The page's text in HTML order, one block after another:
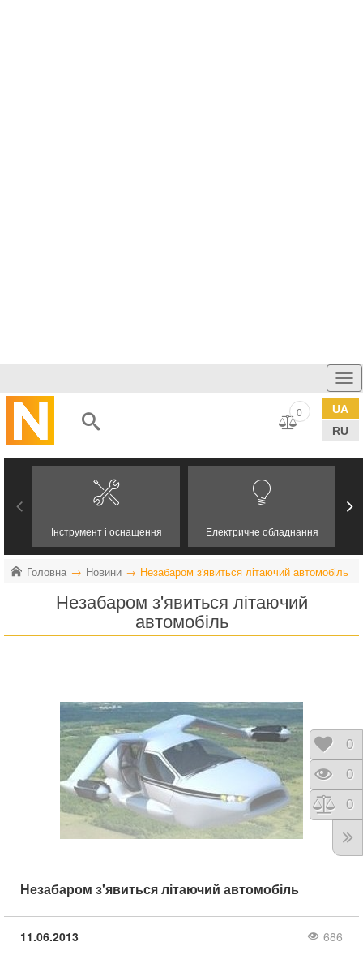
UA
RU
0
Інструмент і оснащення Електричне обладнання
Головна Новини Незабаром з'явиться літаючий автомобіль
Незабаром з'явиться літаючий
автомобіль
Незабаром з'явиться літаючий автомобіль
11.06.2013
686
0
0
0